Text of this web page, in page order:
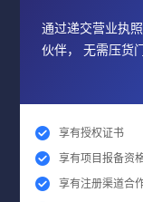
通过递交营业执
伙伴， 无需压货
享有授权证书
享有项目报备资
享有注册渠道合